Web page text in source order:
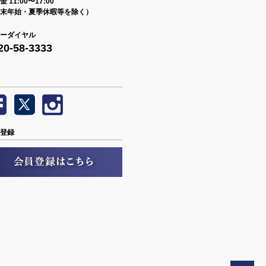
末年始・夏季休暇等を除く）
ダイヤル
58-3333
録